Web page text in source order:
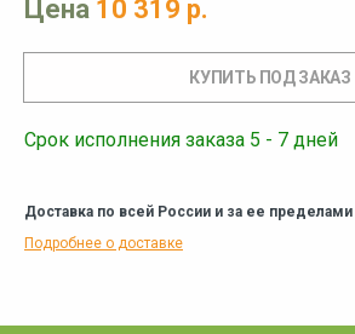
Цена 10 319 р.
Срок исполнения заказа 5 - 7 дней
Доставка по всей России и за ее пределами
Подробнее о доставке